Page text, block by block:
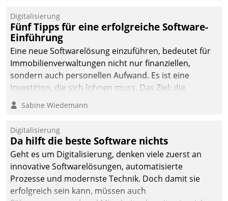
Digitalisierung
Fünf Tipps für eine erfolgreiche Software-
Einführung
Eine neue Softwarelösung einzuführen, bedeutet für
Immobilienverwaltungen nicht nur finanziellen,
sondern auch personellen Aufwand. Es ist eine
Investition, die sich lohnen muss. Das Ziel: die
nachhaltige Optimierung der Geschäftsabläufe. Damit
dieses Ziel erreicht wird, sollten einige Grundregeln
Sabine Wiedemann
Digitalisierung
Da hilft die beste Software nichts
Geht es um Digitalisierung, denken viele zuerst an
innovative Softwarelösungen, automatisierte
Prozesse und modernste Technik. Doch damit sie
erfolgreich sein kann, müssen auch